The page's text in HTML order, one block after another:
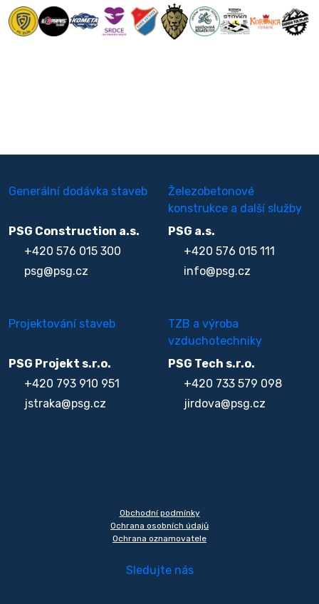
Generální dodávka staveb
PSG Construction a.s.
+420 576 015 300
psg@psg.cz
Železobetonové
konstrukce a další služby
PSG a.s.
+420 576 015 111
info@psg.cz
Projektování staveb
PSG Projekt s.r.o.
+420 793 910 951
jstraka@psg.cz
TZB a výroba
vzduchotechniky
PSG Tech s.r.o.
+420 733 579 098
jirdova@psg.cz
Obchodní podmínky
Ochrana osobních údajů
Ochrana oznamovatele
Sledujte nás